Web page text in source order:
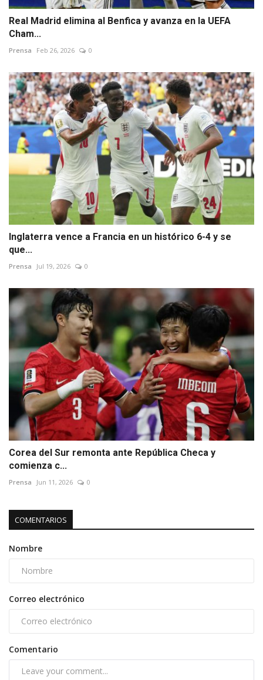
Real Madrid elimina al Benfica y avanza en la UEFA
Cham...
Prensa Feb 26, 2026 0
Inglaterra vence a Francia en un histórico 6-4 y se
que...
Prensa Jul 19, 2026 0
Corea del Sur remonta ante República Checa y
comienza c...
Prensa Jun 11, 2026 0
COMENTARIOS
Nombre
Correo electrónico
Comentario